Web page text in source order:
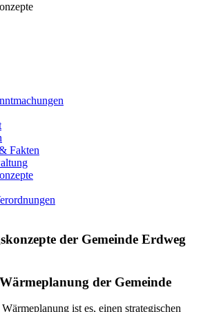
Fakten
der Gemeinde Erdweg
der Gemeinde
ist es, einen strategischen